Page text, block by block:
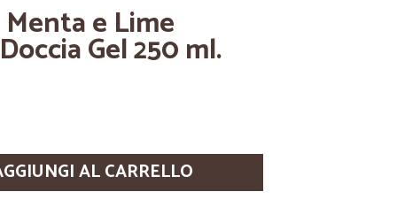
e Lime
Gel 250 ml.
AL CARRELLO